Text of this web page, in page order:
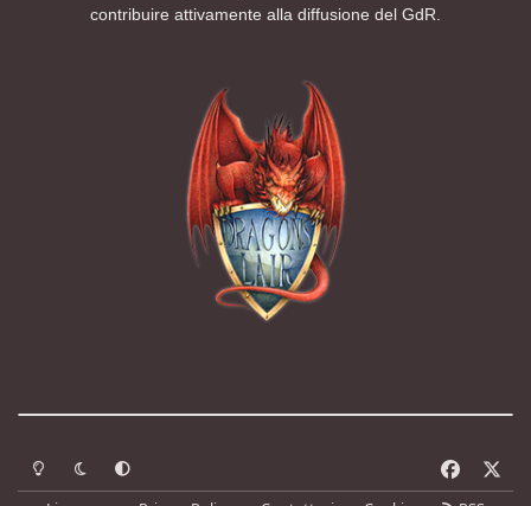
contribuire attivamente alla diffusione del GdR.
Modalità chiara
Modalità scuraSegui la preferenza del sistema
a